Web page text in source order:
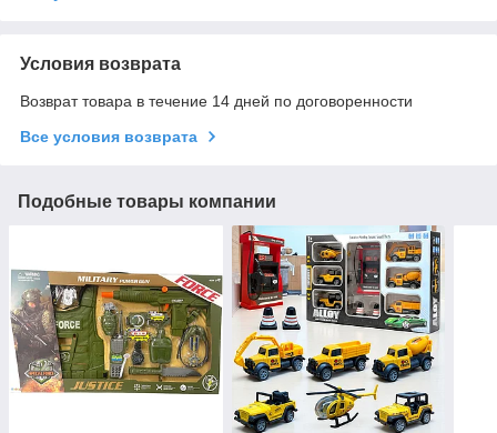
Условия возврата
Возврат товара в течение 14 дней по договоренности
Все условия возврата
Подобные товары компании